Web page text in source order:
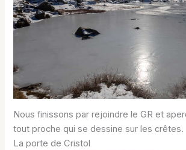
Nous finissons par rejoindre le GR et
tout proche qui se dessine sur les crêtes.
La porte de Cristol